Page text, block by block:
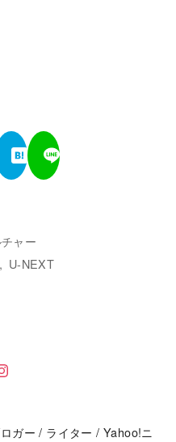
ャー
U-NEXT
ガー / ライター / Yahoo!ニ